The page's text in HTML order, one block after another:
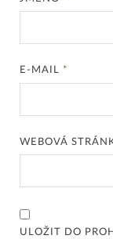
E-MAIL *
WEBOVÁ
ULOŽIT DO